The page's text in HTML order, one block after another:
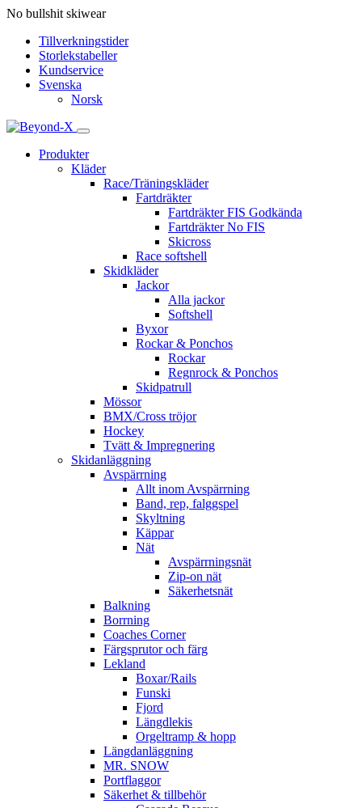
No bullshit skiwear
Tillverkningstider
Storlekstabeller
Kundservice
Svenska
Norsk
Produkter
Kläder
Race/Träningskläder
Fartdräkter
Fartdräkter FIS Godkända
Fartdräkter No FIS
Skicross
Race softshell
Skidkläder
Jackor
Alla jackor
Softshell
Byxor
Rockar & Ponchos
Rockar
Regnrock & Ponchos
Skidpatrull
Mössor
BMX/Cross tröjor
Hockey
Tvätt & Impregnering
Skidanläggning
Avspärrning
Allt inom Avspärrning
Band, rep, falggspel
Skyltning
Käppar
Nät
Avspärrningsnät
Zip-on nät
Säkerhetsnät
Balkning
Borrning
Coaches Corner
Färgsprutor och färg
Lekland
Boxar/Rails
Funski
Fjord
Längdlekis
Orgeltramp & hopp
Längdanläggning
MR. SNOW
Portflaggor
Säkerhet & tillbehör